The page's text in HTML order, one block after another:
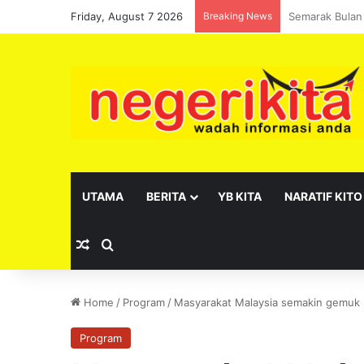
Friday, August 7 2026 Breaking News Pelantikan
UTAMA BERITA YB KITA NARATIF KITO
Random Article
Home / Program / Masyarakat Malaysia semakin gemuk
Program